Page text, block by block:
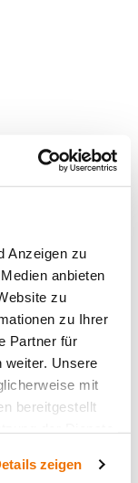
Anzeigen zu
anbieten
zu
zu Ihrer
Partner für
weiter. Unsere
mit
bereitgestellt
zeigen